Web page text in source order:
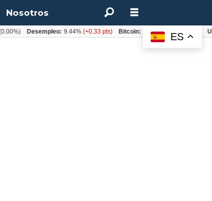
Nosotros
ES
Desempleo: 9.44%(+0.33 pts) Bitcoin: $64.600,08(+2.93%)